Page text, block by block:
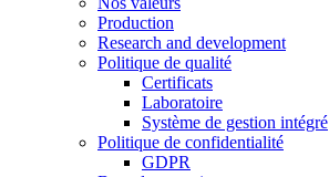
Production
Research and development
Politique de qualité
Certificats
Laboratoire
Système de gestion intégré
Politique de confidentialité
GDPR